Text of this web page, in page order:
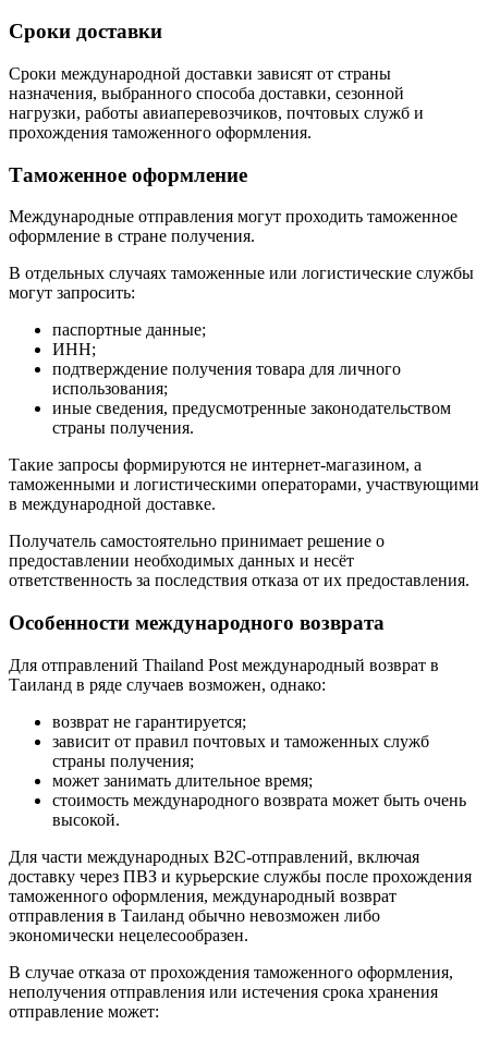
Сроки доставки
Сроки международной доставки зависят от страны
назначения, выбранного способа доставки, сезонной
нагрузки, работы авиаперевозчиков, почтовых служб и
прохождения таможенного оформления.
Таможенное оформление
Международные отправления могут проходить таможенное
оформление в стране получения.
В отдельных случаях таможенные или логистические службы
могут запросить:
паспортные данные;
ИНН;
подтверждение получения товара для личного
использования;
иные сведения, предусмотренные законодательством
страны получения.
Такие запросы формируются не интернет-магазином, а
таможенными и логистическими операторами, участвующими
в международной доставке.
Получатель самостоятельно принимает решение о
предоставлении необходимых данных и несёт
ответственность за последствия отказа от их предоставления.
Особенности международного возврата
Для отправлений Thailand Post международный возврат в
Таиланд в ряде случаев возможен, однако:
возврат не гарантируется;
зависит от правил почтовых и таможенных служб
страны получения;
может занимать длительное время;
стоимость международного возврата может быть очень
высокой.
Для части международных B2C-отправлений, включая
доставку через ПВЗ и курьерские службы после прохождения
таможенного оформления, международный возврат
отправления в Таиланд обычно невозможен либо
экономически нецелесообразен.
В случае отказа от прохождения таможенного оформления,
неполучения отправления или истечения срока хранения
отправление может: